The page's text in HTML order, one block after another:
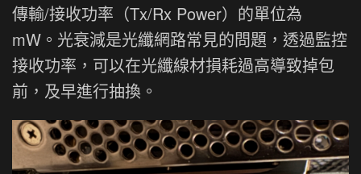
傳輸/接收功率（Tx/Rx Power）的單位為
mW。光衰減是光纖網路常見的問題，透過監控
接收功率，可以在光纖線材損耗過高導致掉包
前，及早進行抽換。